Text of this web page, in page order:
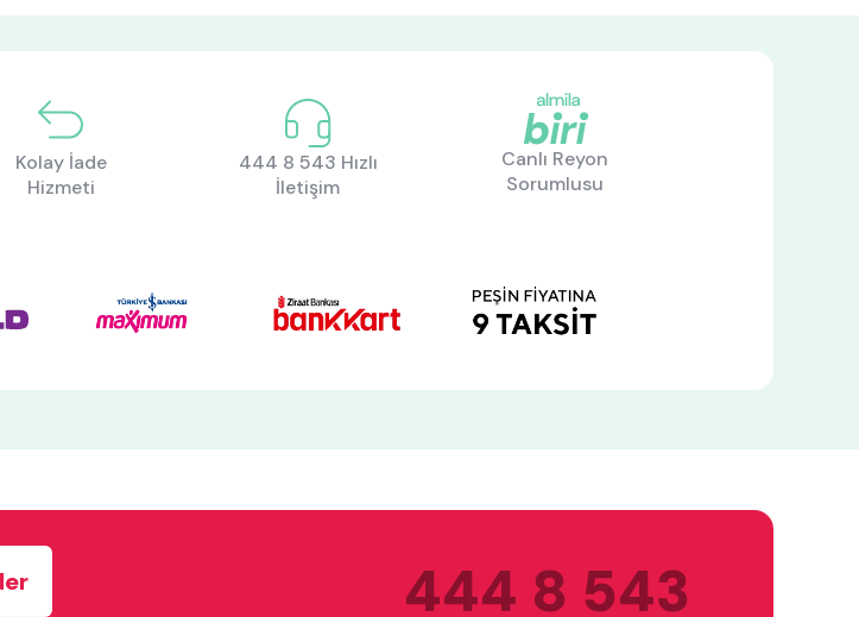
Kolay İade
Hizmeti
444 8 543 Hızlı
İletişim
Canlı Reyon
Sorumlusu
444 8 543